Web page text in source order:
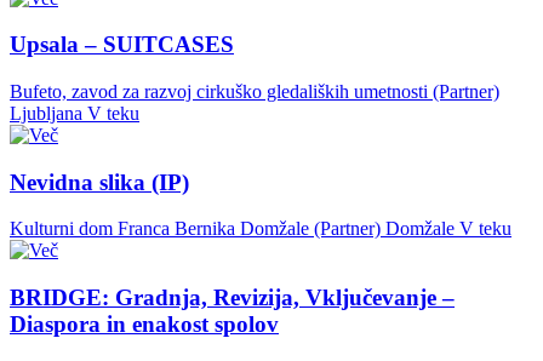
Upsala – SUITCASES
Bufeto, zavod za razvoj cirkuško gledaliških umetnosti (Partner)
Ljubljana V teku
Nevidna slika (IP)
Kulturni dom Franca Bernika Domžale (Partner) Domžale V teku
BRIDGE: Gradnja, Revizija, Vključevanje –
Diaspora in enakost spolov